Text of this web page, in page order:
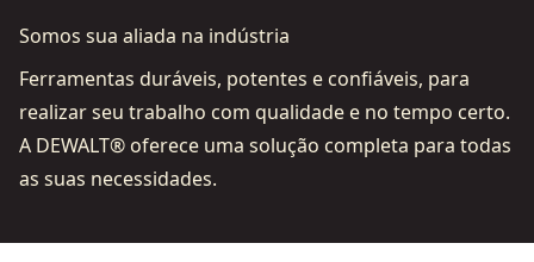
Somos sua aliada na indústria
Ferramentas duráveis, potentes e confiáveis, para
realizar seu trabalho com qualidade e no tempo certo.
A DEWALT® oferece uma solução completa para todas
as suas necessidades.